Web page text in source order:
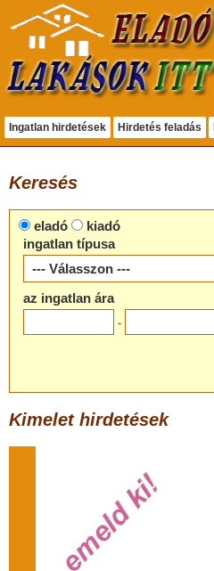
Ingatlan hirdetések Hirdetés feladás
Keresés
eladó
kiadó
ingatlan típusa
az ingatlan ára
-
Kimelet hirdetések